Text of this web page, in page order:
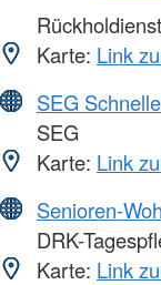
Rückholdienst
Karte: Link
SEG
SEG
Karte: Link
Senioren-
DRK-
Karte: Link